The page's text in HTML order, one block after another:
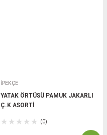
İPEKÇE
YATAK ÖRTÜSÜ PAMUK JAKARLI
Ç.K ASORTİ
(0)